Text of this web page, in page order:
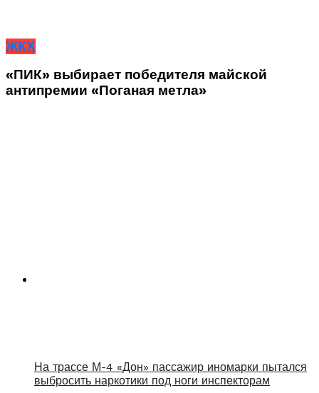
ЖКХ
«ПИК» выбирает победителя майской
антипремии «Поганая метла»
На трассе М-4 «Дон» пассажир иномарки пытался
выбросить наркотики под ноги инспекторам